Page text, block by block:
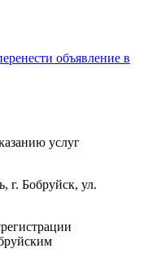
объявление в
услуг
г. Бобруйск, ул.